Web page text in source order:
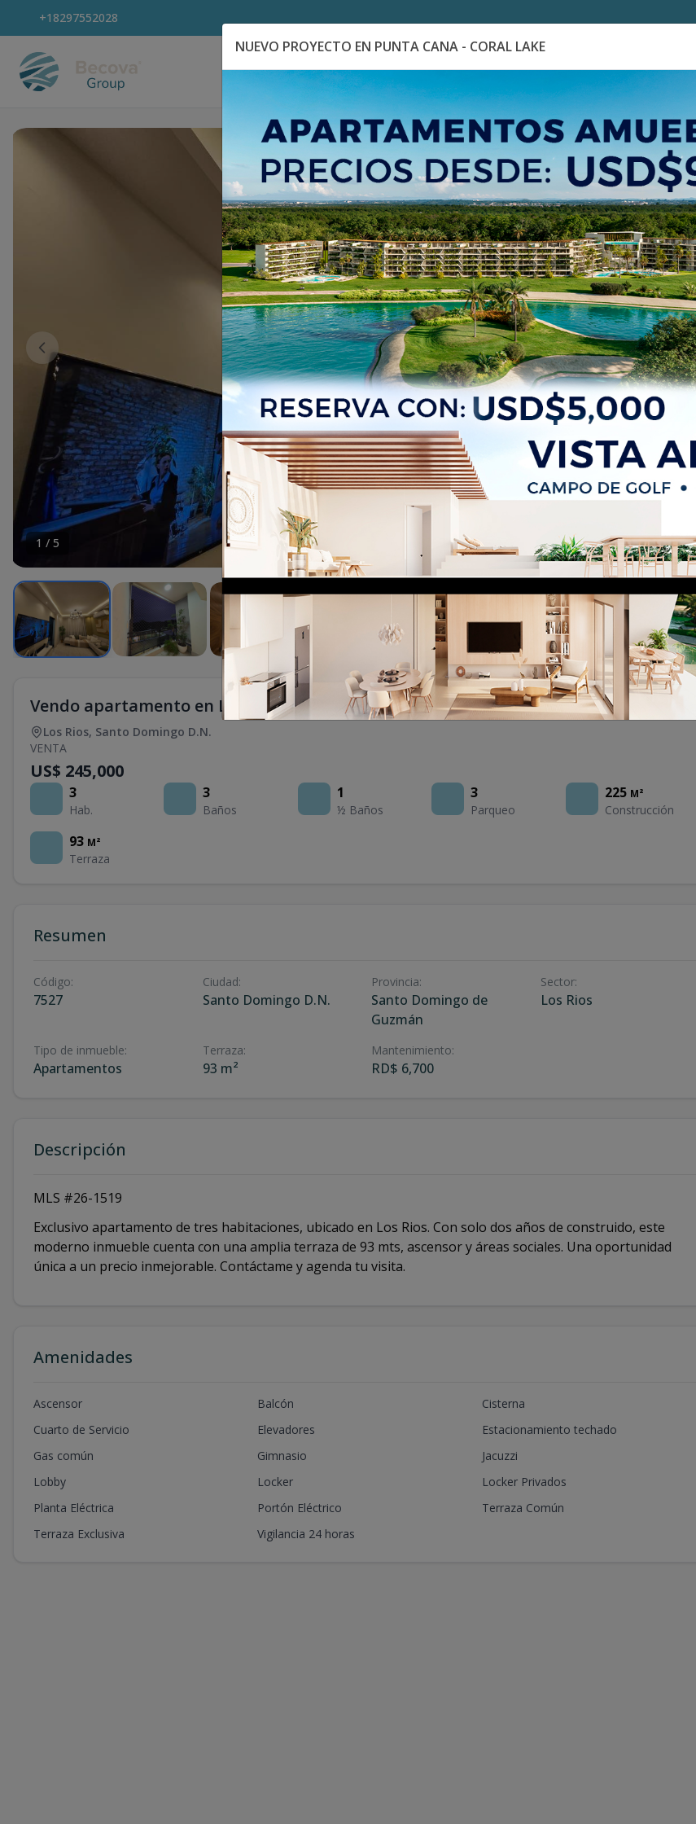
+18297552028
Explora Propiedades Catálogo de Proyectos Guía de inversión
1 / 5
Vendo apartamento en Los Rios
Los Rios, Santo Domingo D.N.
VENTA
US$ 245,000
3
Hab.
3
Baños
1
½ Baños
3
Parqueo
225 M²
Construcción
93 M²
Terraza
Resumen
Código:
7527
Ciudad:
Santo Domingo D.N.
Provincia:
Santo Domingo de
Guzmán
Sector:
Los Rios
Tipo de inmueble:
Apartamentos
Terraza:
93 m²
Mantenimiento:
RD$ 6,700
Descripción
MLS #26-1519
Exclusivo apartamento de tres habitaciones, ubicado en Los Rios. Con solo dos años de construido, este
moderno inmueble cuenta con una amplia terraza de 93 mts, ascensor y áreas sociales. Una oportunidad
única a un precio inmejorable. Contáctame y agenda tu visita.
Amenidades
Ascensor Balcón
Cisterna
Cuarto de Servicio
Elevadores
Estacionamiento techado
Gas común
Gimnasio
Jacuzzi
Lobby
Locker
Locker Privados
Planta Eléctrica
Portón Eléctrico
Terraza Común
Terraza Exclusiva
Vigilancia 24 horas
NUEVO PROYECTO EN PUNTA CANA - CORAL LAKE